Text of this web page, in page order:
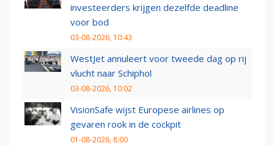
investeerders krijgen dezelfde deadline
voor bod
03-08-2026, 10:43
WestJet annuleert voor tweede dag op rij
vlucht naar Schiphol
03-08-2026, 10:02
VisionSafe wijst Europese airlines op
gevaren rook in de cockpit
01-08-2026, 8:00